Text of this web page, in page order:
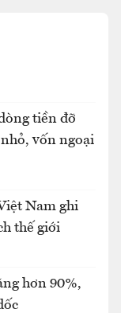
tiền đỡ
vốn ngoại
Nam ghi
thế giới
hơn 90%,